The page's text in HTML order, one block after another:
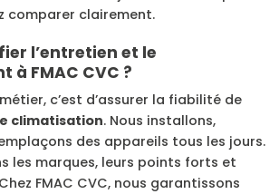
comparer clairement.
l’entretien et le
à FMAC CVC ?
c’est d’assurer la fiabilité de
climatisation. Nous installons,
des appareils tous les jours.
les marques, leurs points forts et
FMAC CVC, nous garantissons